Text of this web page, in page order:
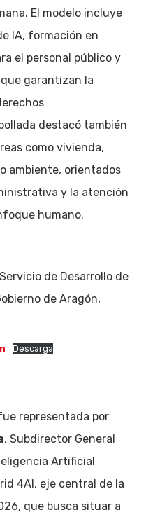
El modelo incluye
IA, formación en
el personal público y
garantizan la
destacó también
como vivienda,
ambiente, orientados
y la atención
humano.
de Desarrollo de
de Aragón,
Descarga
representada por
, Subdirector General
Artificial
4AI, eje central de la
que busca situar a